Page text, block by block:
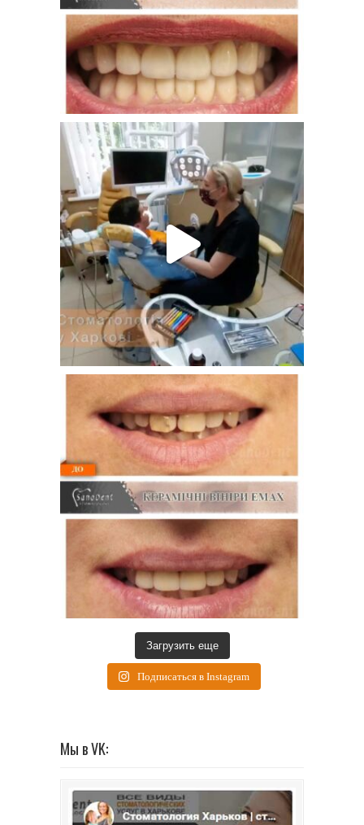
Загрузить еще
Подписаться в Instagram
Мы в VK: